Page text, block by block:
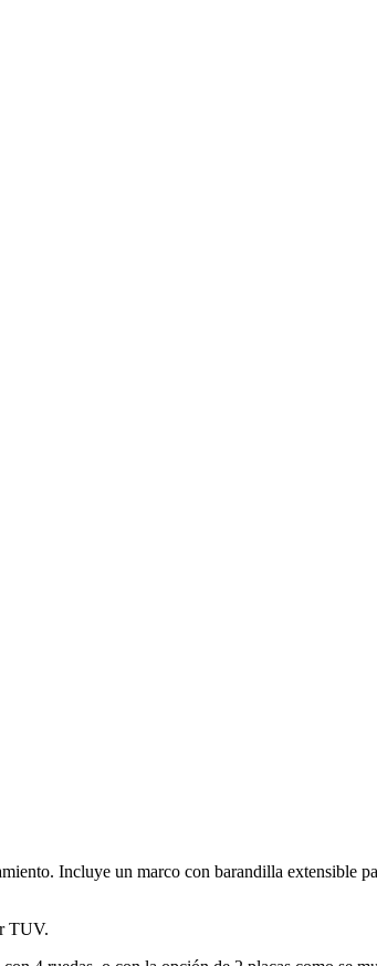
Incluye un marco con barandilla extensible
TUV.